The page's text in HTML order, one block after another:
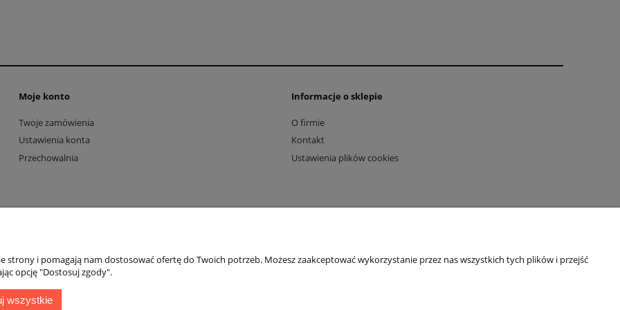
Moje konto
Twoje zamówienia
Ustawienia konta
Przechowalnia
Informacje o sklepie
O firmie
Kontakt
Ustawienia plików cookies
strony i pomagają nam dostosować ofertę do Twoich potrzeb. Możesz zaakceptować wykorzystanie przez nas wszystkich tych plików i przejść
opcję "Dostosuj zgody".
wszystkie